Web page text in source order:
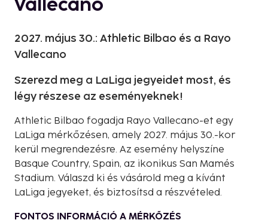
Vallecano
2027. május 30.: Athletic Bilbao és a Rayo
Vallecano
Szerezd meg a LaLiga jegyeidet most, és
légy részese az eseményeknek!
Athletic Bilbao fogadja Rayo Vallecano-et egy
LaLiga mérkőzésen, amely 2027. május 30.-kor
kerül megrendezésre. Az esemény helyszíne
Basque Country, Spain, az ikonikus San Mamés
Stadium. Válaszd ki és vásárold meg a kívánt
LaLiga jegyeket, és biztosítsd a részvételed.
FONTOS INFORMÁCIÓ A MÉRKŐZÉS